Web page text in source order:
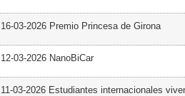
16-03-2026 Premio Princesa de Girona
12-03-2026 NanoBiCar
11-03-2026 Estudiantes internacionales